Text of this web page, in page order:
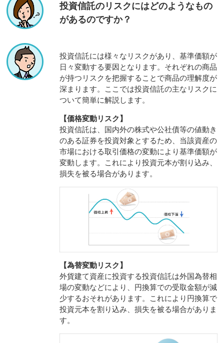
投資信託のリスクにはどのようなもの
があるのですか？
投資信託には様々なリスクがあり、基準価額が
日々変動する要因となります。それぞれの商品
が持つリスクを把握することで商品の理解度が
深まります。ここでは投資信託の主なリスクに
ついて簡単に解説します。
【価格変動リスク】
投資信託は、国内外の株式や公社債等の値動き
のある証券を投資対象とするため、当該資産の
市場における取引価格の変動により基準価額が
変動します。これにより投資元本が割り込み、
損失を被る場合があります。
【為替変動リスク】
外貨建て資産に投資する投資信託は外国為替相
場の変動などにより、円換算での受取金額が減
少するおそれがあります。これにより円換算で
投資元本を割り込み、損失を被る場合がありま
す。